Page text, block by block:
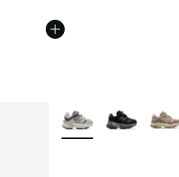
Plus de couleurs